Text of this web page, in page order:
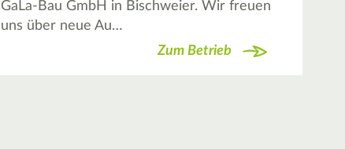
GaLa-Bau GmbH in Bischweier. Wir freuen
uns über neue Au…
Zum Betrieb